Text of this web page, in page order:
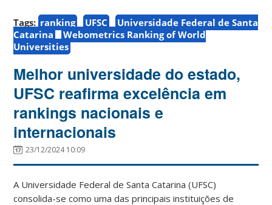
Tags: ranking UFSC
Universidade Federal de Santa
Catarina
Webometrics Ranking of World
Universities
Melhor universidade do estado,
UFSC reafirma excelência em
rankings nacionais e
internacionais
23/12/2024 10:09
A Universidade Federal de Santa Catarina (UFSC)
consolida-se como uma das principais instituições de